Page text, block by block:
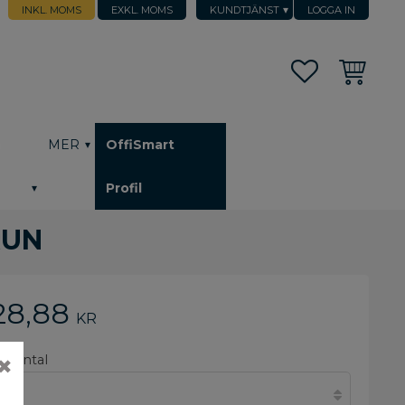
KUNDTJÄNST LOGGA IN
INKL. MOMS EXKL. MOMS
FavoriterKundvagn
MER OffiSmart
Profil
KR
antal